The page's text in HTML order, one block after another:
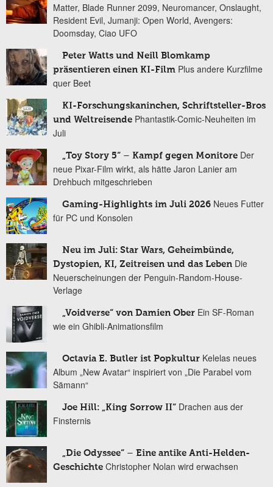
Matter, Blade Runner 2099, Neuromancer, Onslaught,
Resident Evil, Jumanji: Open World, Avengers:
Doomsday, Ciao UFO
Peter Watts und Neill Blomkamp
präsentieren einen KI-Film Plus andere Kurzfilme
quer Beet
KI-Forschungskaninchen, Schriftsteller-Bros
und Weltreisende Phantastik-Comic-Neuheiten im
Juli
„Toy Story 5“ – Kampf gegen Monitore Der
neue Pixar-Film wirkt, als hätte Jaron Lanier am
Drehbuch mitgeschrieben
Gaming-Highlights im Juli 2026 Neues Futter
für PC und Konsolen
Neu im Juli: Star Wars, Geheimbünde,
Dystopien, KI, Zeitreisen und das Leben Die
Neuerscheinungen der Penguin-Random-House-
Verlage
„Voidverse“ von Damien Ober Ein SF-Roman
wie ein Ghibli-Animationsfilm
Octavia E. Butler ist Popkultur Kelelas neues
Album „New Avatar“ inspiriert von „Die Parabel vom
Sämann“
Joe Hill: „King Sorrow II“ Drachen aus der
Finsternis
„Die Odyssee“ – Eine antike Anti-Helden-
Geschichte Christopher Nolan wird erwachsen